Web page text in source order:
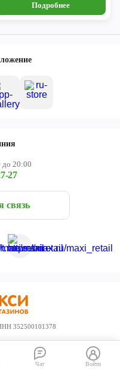
Подробнее
до 20:00
27
связь
352500101378
Чат Войти